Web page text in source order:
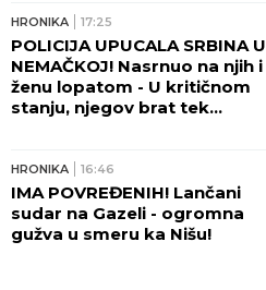
HRONIKA 17:25
POLICIJA UPUCALA SRBINA U
NEMAČKOJ! Nasrnuo na njih i
ženu lopatom - U kritičnom
stanju, njegov brat tek
HRONIKA 16:46
IMA POVREĐENIH! Lančani
sudar na Gazeli - ogromna
gužva u smeru ka Nišu!